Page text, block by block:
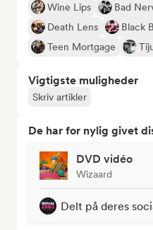
Wine Lips Bad
Death Lens
Black
Teen Mortgage
Vigtigste muligheder
Skriv artikler
De har for nylig givet
DVD vidéo
Wizaard
Delt på deres